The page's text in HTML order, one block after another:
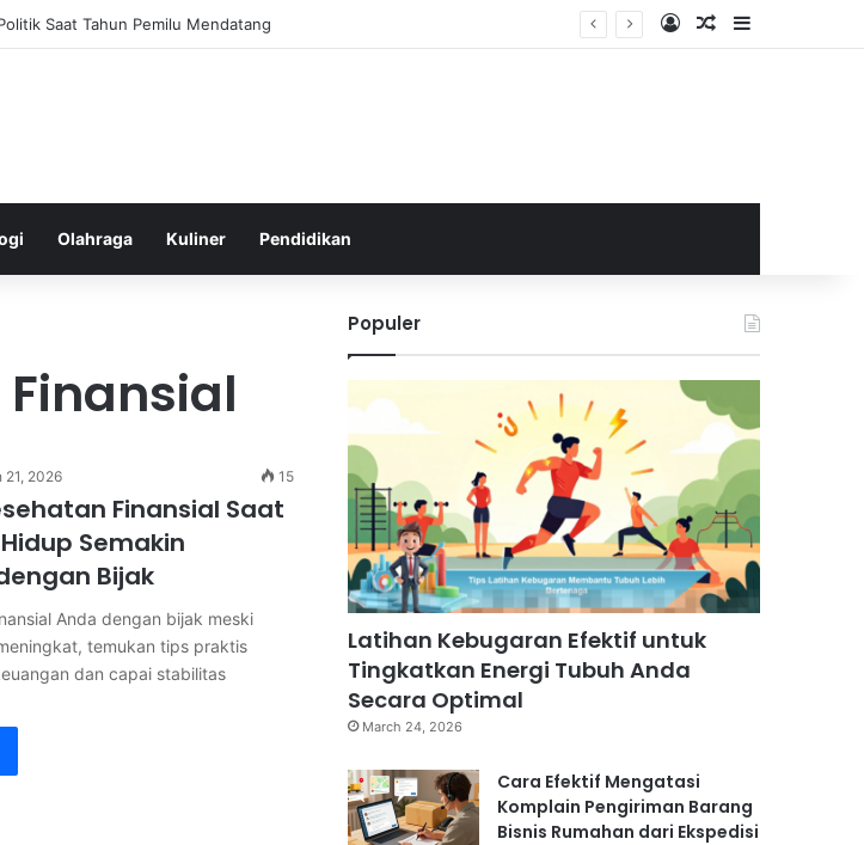
Saat Tahun Pemilu Mendatang Log InRandom Article
Sidebar
Olahraga Kuliner Pendidikan
21, 2026 15
Finansial Saat
Semakin
Bijak
Anda dengan bijak meski
temukan tips praktis
dan capai stabilitas
Populer
Latihan Kebugaran Efektif untuk
Tingkatkan Energi Tubuh Anda
Secara Optimal
March 24, 2026
Cara Efektif Mengatasi
Komplain Pengiriman Barang
Bisnis Rumahan dari Ekspedisi